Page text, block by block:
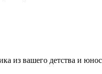
из вашего детства и